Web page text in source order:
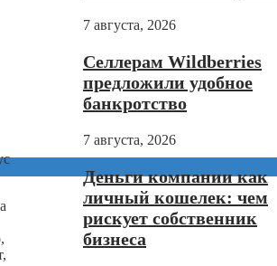
7 августа, 2026
Селлерам Wildberries
предложили удобное
банкротство
7 августа, 2026
Деньги компании как
личный кошелек: чем
рискует собственник
бизнеса